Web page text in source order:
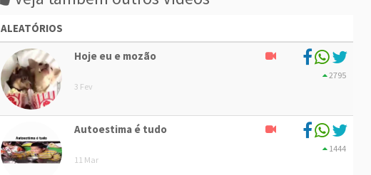
ALEATÓRIOS
Hoje eu e mozão
3 Fev
2795
Autoestima é tudo
11 Mar
1444